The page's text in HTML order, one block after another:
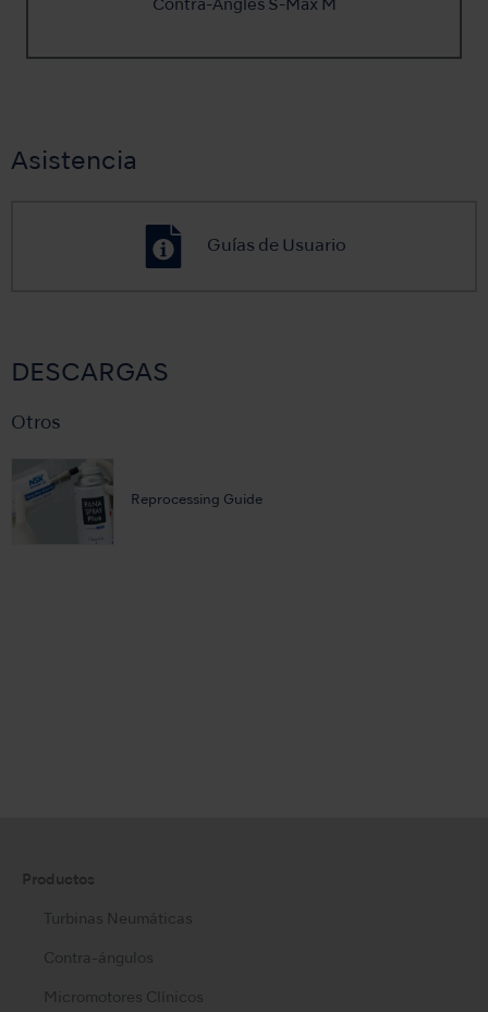
Contra-Angles S-Max M
Asistencia
Guías de Usuario
DESCARGAS
Otros
Reprocessing Guide
Productos
Turbinas Neumáticas
Contra-ángulos
Micromotores Clínicos